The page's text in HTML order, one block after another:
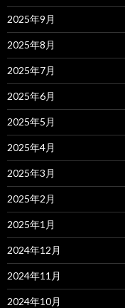
2025年9月
2025年8月
2025年7月
2025年6月
2025年5月
2025年4月
2025年3月
2025年2月
2025年1月
2024年12月
2024年11月
2024年10月